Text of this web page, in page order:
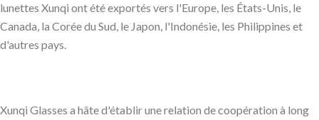
lunettes Xunqi ont été exportés vers l'Europe, les États-Unis, le
Canada, la Corée du Sud, le Japon, l'Indonésie, les Philippines et
d'autres pays.
Xunqi Glasses a hâte d'établir une relation de coopération à long